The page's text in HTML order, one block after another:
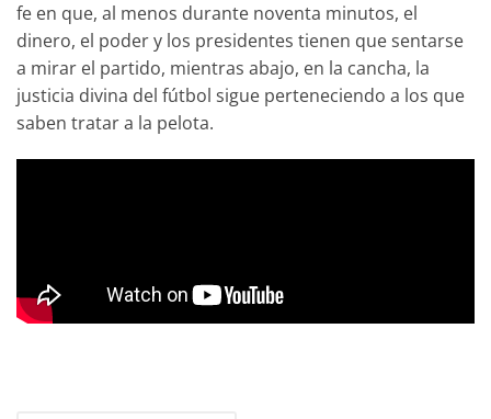
fe en que, al menos durante noventa minutos, el
dinero, el poder y los presidentes tienen que sentarse
a mirar el partido, mientras abajo, en la cancha, la
justicia divina del fútbol sigue perteneciendo a los que
saben tratar a la pelota.